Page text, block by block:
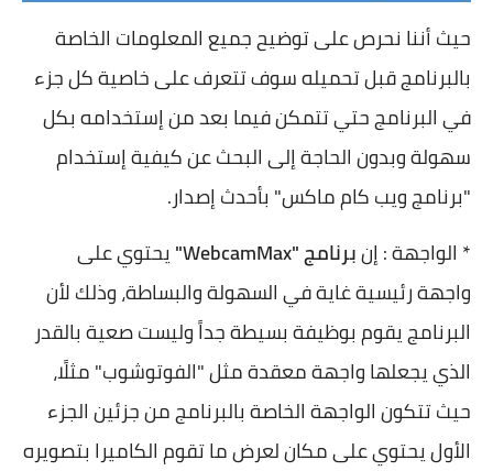
حيث أننا نحرص على توضيح جميع المعلومات الخاصة
بالبرنامج قبل تحميله سوف تتعرف على خاصية كل جزء
في البرنامج حتي تتمكن فيما بعد من إستخدامه بكل
سهولة وبدون الحاجة إلى البحث عن كيفية إستخدام
"برنامج ويب كام ماكس" بأحدث إصدار.
* الواجهة : إنبرنامج "WebcamMax"
يحتوي على
واجهة رئيسية غاية في السهولة والبساطة، وذلك لأن
البرنامج يقوم بوظيفة بسيطة جداً وليست صعية بالقدر
الذي يجعلها واجهة معقدة مثل "الفوتوشوب" مثلًا،
حيث تتكون الواجهة الخاصة بالبرنامج من جزئين الجزء
الأول يحتوي على مكان لعرض ما تقوم الكاميرا بتصويره